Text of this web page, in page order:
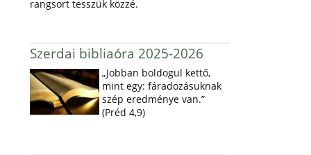
rangsort tesszük közzé.
Szerdai bibliaóra 2025-2026
„Jobban boldogul kettő,
mint egy: fáradozásuknak
szép eredménye van.”
(Préd 4,9)